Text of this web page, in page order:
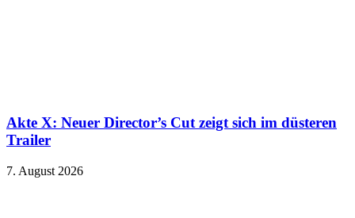
Akte X: Neuer Director’s Cut zeigt sich im düsteren
Trailer
7. August 2026